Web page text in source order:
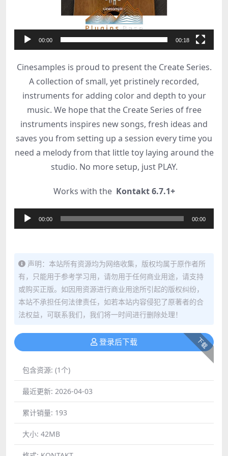
00:00 00:18
Cinesamples is proud to present the Create Series.
A collection of small, yet pristinely recorded,
instruments for adding color and depth to your
music. We hope that the Create Series of free
instruments inspires new songs, fresh ideas and
saves you from setting up a session every time you
need a melody from that little toy laying around the
studio. No more setup, just PLAY.
Works with the Kontakt 6.7.1+
频
放
器
00:00 00:00
声明：本站所有资源均为网络收集，版权均属于原作者所
有，只能用于参考学习用，请勿用于任何商业用途，请支持
或购买正版。如因用资源进行商业用途所引起的版权纠纷，
本站不承担任何法律责任，如若本站内容侵犯了原著者的合
法权益，可联系我们，我们将一时间进行删除处理！
下载
登录后下载
包含资源: (1个)
最近更新: 2026-04-03
累计销量: 193
大小: 42MB